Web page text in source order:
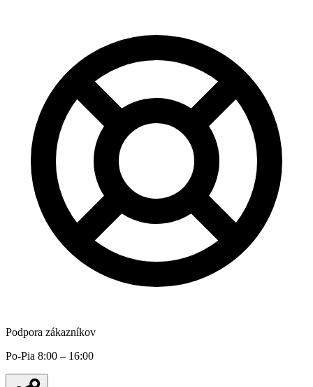
Podpora zákazníkov
Po-Pia 8:00 – 16:00